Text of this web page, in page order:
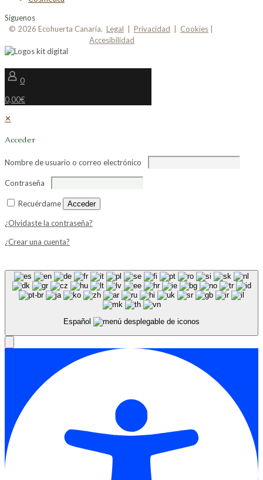
Síguenos
© 2026 Ecohuerta Canaria. Legal Privacidad Cookies
Accesibilidad
0
0,00€
✕
Acceder
Nombre de usuario o correo electrónico
Contraseña
Recuérdame Acceder
¿Olvidaste la contraseña?
¿Crear una cuenta?
Español